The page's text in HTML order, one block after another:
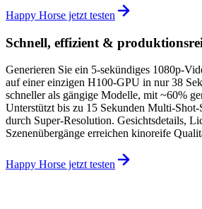
Happy Horse jetzt testen
Schnell, effizient &
Generieren Sie ein 5-sekündiges 1080p-
auf einer einzigen H100-GPU in nur 38
schneller als gängige Modelle, mit ~60%
Unterstützt bis zu 15 Sekunden Multi-
durch Super-Resolution. Gesichtsdetails,
Szenenübergänge erreichen kinoreife
Happy Horse jetzt testen